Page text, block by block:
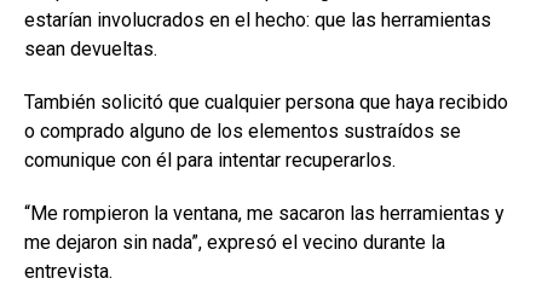
estarían involucrados en el hecho: que las herramientas
sean devueltas.
También solicitó que cualquier persona que haya recibido
o comprado alguno de los elementos sustraídos se
comunique con él para intentar recuperarlos.
“Me rompieron la ventana, me sacaron las herramientas y
me dejaron sin nada”, expresó el vecino durante la
entrevista.